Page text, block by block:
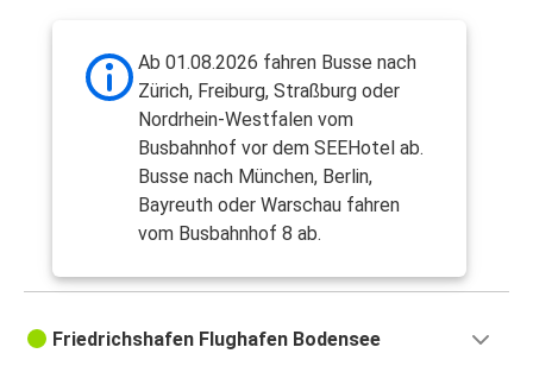
Ab 01.08.2026 fahren Busse nach
Zürich, Freiburg, Straßburg oder
Nordrhein-Westfalen vom
Busbahnhof vor dem SEEHotel ab.
Busse nach München, Berlin,
Bayreuth oder Warschau fahren
vom Busbahnhof 8 ab.
Friedrichshafen Flughafen Bodensee